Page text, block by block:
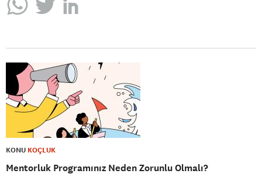
KONU KOÇLUK
Mentorluk Programınız Neden Zorunlu Olmalı?